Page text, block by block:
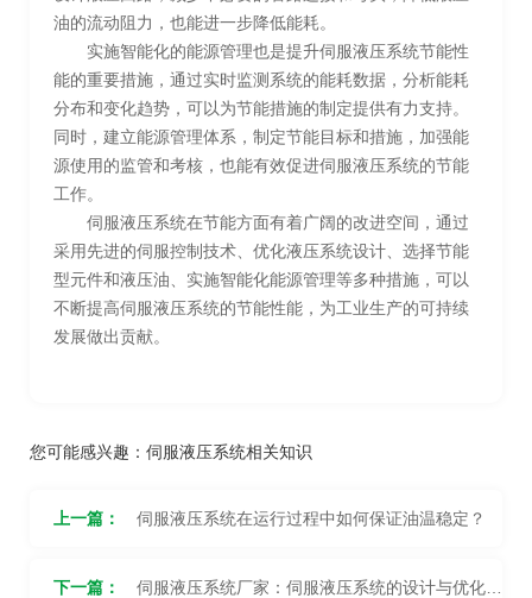
油的流动阻力，也能进一步降低能耗。
实施智能化的能源管理也是提升伺服液压系统节能性
能的重要措施，通过实时监测系统的能耗数据，分析能耗
分布和变化趋势，可以为节能措施的制定提供有力支持。
同时，建立能源管理体系，制定节能目标和措施，加强能
源使用的监管和考核，也能有效促进伺服液压系统的节能
工作。
伺服液压系统在节能方面有着广阔的改进空间，通过
采用先进的伺服控制技术、优化液压系统设计、选择节能
型元件和液压油、实施智能化能源管理等多种措施，可以
不断提高伺服液压系统的节能性能，为工业生产的可持续
发展做出贡献。
您可能感兴趣： 伺服液压系统相关知识
上一篇： 伺服液压系统在运行过程中如何保证油温稳定？
下一篇： 伺服液压系统厂家：伺服液压系统的设计与优化需